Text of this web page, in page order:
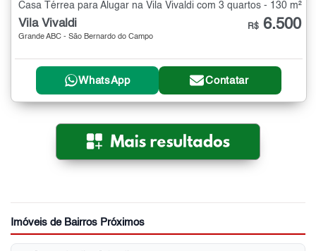
Casa Térrea para Alugar na Vila Vivaldi com 3 quartos - 130 m²
Vila Vivaldi
Grande ABC - São Bernardo do Campo
R$ 6.500
WhatsApp Contatar
Imóveis de Bairros Próximos